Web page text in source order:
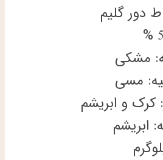
دور گلیم
مشکی
مسی
و ابریشم
ابریشم